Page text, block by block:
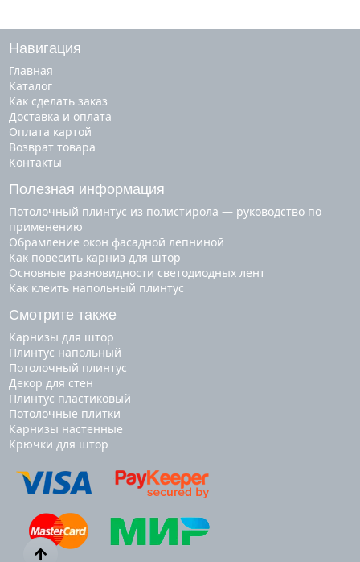
Навигация
Главная
Каталог
Как сделать заказ
Доставка и оплата
Оплата картой
Возврат товара
Контакты
Полезная информация
Потолочный плинтус из полистирола — руководство по
применению
Обрамление окон фасадной лепниной
Как повесить карниз для штор
Основные разновидности светодиодных лент
Как клеить напольный плинтус
Смотрите также
карнизы для штор
плинтус напольный
потолочный плинтус
декор для стен
плинтус пластиковый
потолочные плитки
карнизы настенные
крючки для штор